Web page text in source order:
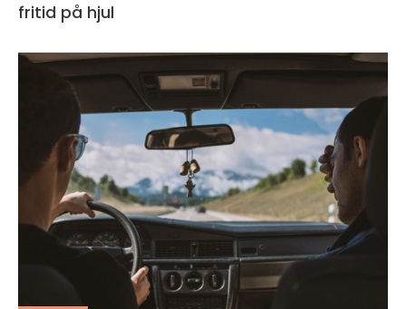
fritid på hjul